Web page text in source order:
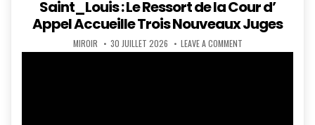
Saint_Louis : Le Ressort de la Cour d’
Appel Accueille Trois Nouveaux Juges
AUTHOR:
MIROIR PUBLISHED
DATE:
30 JUILLET 2026 LEAVE A COMMENTON
SAINT_LOUIS